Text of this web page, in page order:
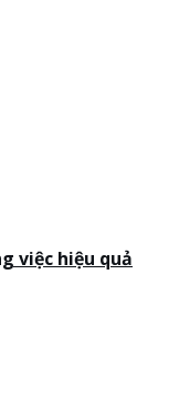
việc hiệu quả